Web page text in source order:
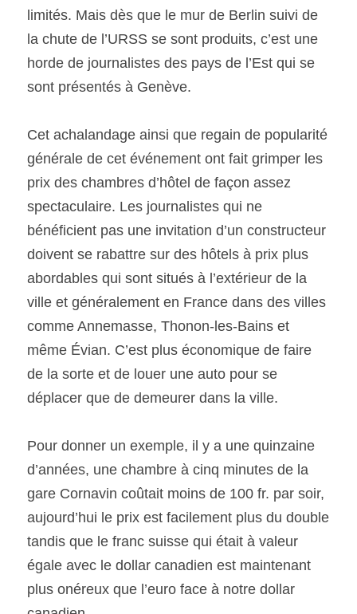
limités. Mais dès que le mur de Berlin suivi de
la chute de l’URSS se sont produits, c’est une
horde de journalistes des pays de l’Est qui se
sont présentés à Genève.
Cet achalandage ainsi que regain de popularité
générale de cet événement ont fait grimper les
prix des chambres d’hôtel de façon assez
spectaculaire. Les journalistes qui ne
bénéficient pas une invitation d’un constructeur
doivent se rabattre sur des hôtels à prix plus
abordables qui sont situés à l’extérieur de la
ville et généralement en France dans des villes
comme Annemasse, Thonon-les-Bains et
même Évian. C’est plus économique de faire
de la sorte et de louer une auto pour se
déplacer que de demeurer dans la ville.
Pour donner un exemple, il y a une quinzaine
d’années, une chambre à cinq minutes de la
gare Cornavin coûtait moins de 100 fr. par soir,
aujourd’hui le prix est facilement plus du double
tandis que le franc suisse qui était à valeur
égale avec le dollar canadien est maintenant
plus onéreux que l’euro face à notre dollar